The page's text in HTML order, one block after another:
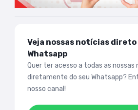
Veja nossas notícias direto
Whatsapp
Quer ter acesso a todas as nossas
diretamente do seu Whatsapp?
nosso canal!